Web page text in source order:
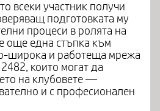
всеки участник получи
подготовката му
процеси в ролята на
още една стъпка към
широка и работеща мрежа
които могат да
на клубовете —
и с професионален